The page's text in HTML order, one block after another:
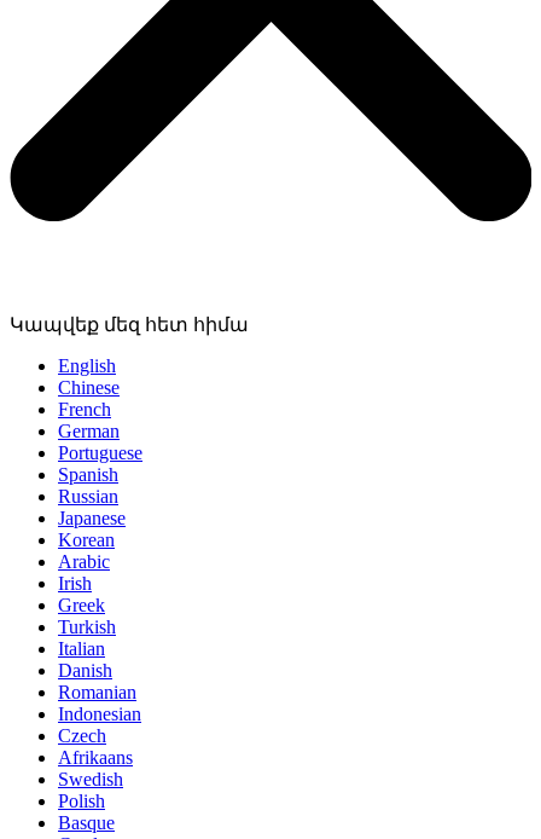
Կապվեք մեզ հետ հիմա
English
Chinese
French
German
Portuguese
Spanish
Russian
Japanese
Korean
Arabic
Irish
Greek
Turkish
Italian
Danish
Romanian
Indonesian
Czech
Afrikaans
Swedish
Polish
Basque